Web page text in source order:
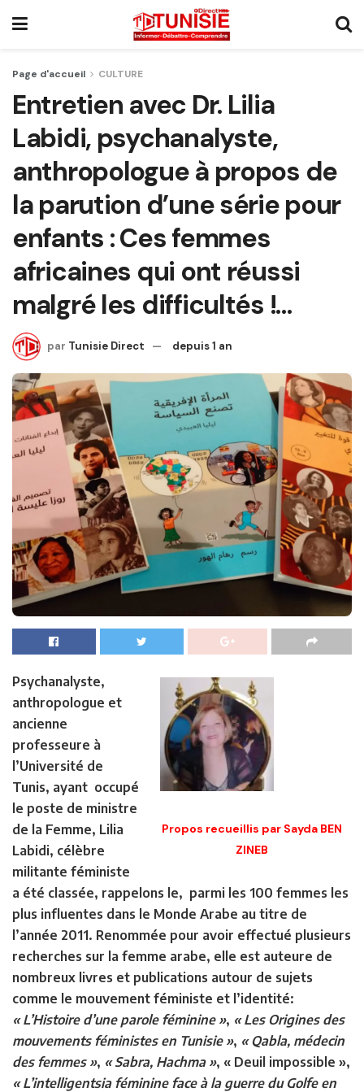
Page d'accueil CULTURE
Entretien avec Dr. Lilia
Labidi, psychanalyste,
anthropologue à propos de
la parution d’une série pour
enfants : Ces femmes
africaines qui ont réussi
malgré les difficultés !…
par Tunisie Direct depuis 1 an
Propos recueillis par Sayda BEN
ZINEB
Psychanalyste,
anthropologue et
ancienne
professeure à
l’Université de
Tunis, ayant occupé
le poste de ministre
de la Femme, Lilia
Labidi, célèbre
militante féministe
a été classée, rappelons le, parmi les 100 femmes les
plus influentes dans le Monde Arabe au titre de
l’année 2011. Renommée pour avoir effectué plusieurs
recherches sur la femme arabe, elle est auteure de
nombreux livres et publications autour de sujets
comme le mouvement féministe et l’identité:
« L’Histoire d’une parole féminine », « Les Origines des
mouvements féministes en Tunisie », « Qabla, médecin
des femmes », « Sabra, Hachma », « Deuil impossible »,
« L’intelligentsia féminine face à la guerre du Golfe en